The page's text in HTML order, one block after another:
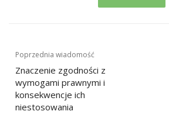
Nawigacja
wpisu
Poprzednia wiadomość
Znaczenie zgodności z
wymogami prawnymi i
konsekwencje ich
niestosowania